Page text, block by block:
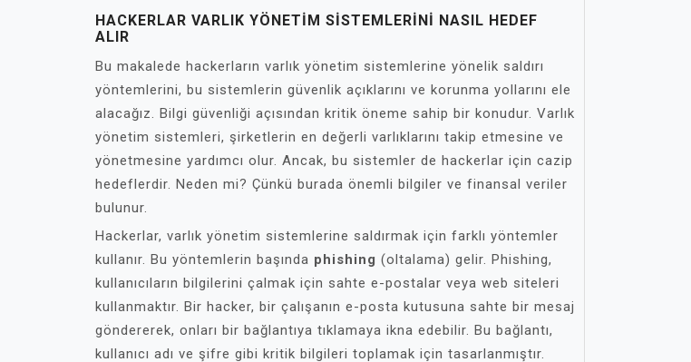
HACKERLAR VARLIK YÖNETIM SISTEMLERINI NASIL HEDEF
ALIR
Bu makalede hackerların varlık yönetim sistemlerine yönelik saldırı
yöntemlerini, bu sistemlerin güvenlik açıklarını ve korunma yollarını ele
alacağız. Bilgi güvenliği açısından kritik öneme sahip bir konudur. Varlık
yönetim sistemleri, şirketlerin en değerli varlıklarını takip etmesine ve
yönetmesine yardımcı olur. Ancak, bu sistemler de hackerlar için cazip
hedeflerdir. Neden mi? Çünkü burada önemli bilgiler ve finansal veriler
bulunur.
Hackerlar, varlık yönetim sistemlerine saldırmak için farklı yöntemler
kullanır. Bu yöntemlerin başında phishing (oltalama) gelir. Phishing,
kullanıcıların bilgilerini çalmak için sahte e-postalar veya web siteleri
kullanmaktır. Bir hacker, bir çalışanın e-posta kutusuna sahte bir mesaj
göndererek, onları bir bağlantıya tıklamaya ikna edebilir. Bu bağlantı,
kullanıcı adı ve şifre gibi kritik bilgileri toplamak için tasarlanmıştır.